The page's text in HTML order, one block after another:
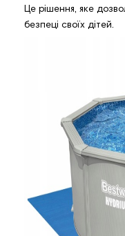
Це рішення, яке
безпеці своїх дітей.